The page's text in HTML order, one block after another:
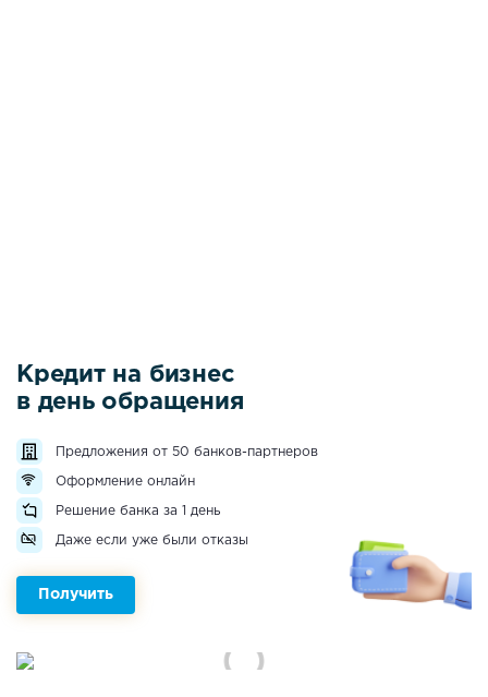
Кредит на бизнес
в день обращения
Предложения от 50 банков-партнеров
Оформление онлайн
Решение банка за 1 день
Даже если уже были отказы
Получить